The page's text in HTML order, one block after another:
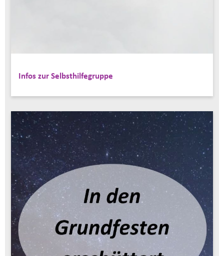
Infos zur Selbsthilfegruppe